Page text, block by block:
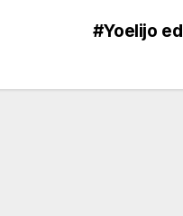
#Yoelijo